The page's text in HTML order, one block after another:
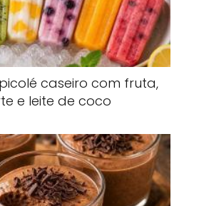
caseiro com fruta,
e leite de coco